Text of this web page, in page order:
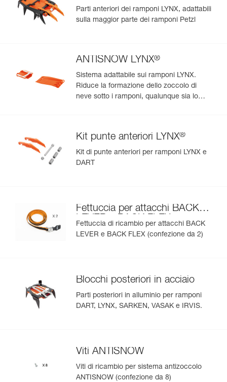
Parti anteriori dei ramponi LYNX, adattabili
sulla maggior parte dei ramponi Petzl
ANTISNOW LYNX®
Sistema adattabile sui ramponi LYNX.
Riduce la formazione dello zoccolo di
neve sotto i ramponi, qualunque sia lo
Kit punte anteriori LYNX®
Kit di punte anteriori per ramponi LYNX e
DART
Fettuccia per attacchi BACK
LEVER e BACK FLEX
Fettuccia di ricambio per attacchi BACK
LEVER e BACK FLEX (confezione da 2)
Blocchi posteriori in acciaio
Parti posteriori in alluminio per ramponi
DART, LYNX, SARKEN, VASAK e IRVIS.
Viti ANTISNOW
Viti di ricambio per sistema antizoccolo
ANTISNOW (confezione da 8)